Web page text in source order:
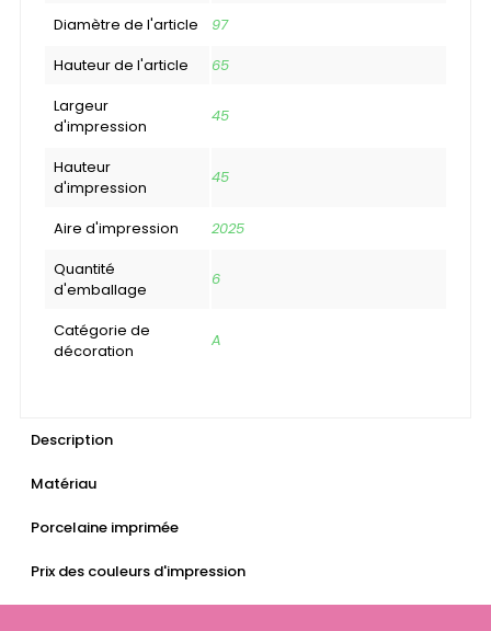
Diamètre de l'article
97
Hauteur de l'article
65
Largeur
d'impression
45
Hauteur
d'impression
45
Aire d'impression
2025
Quantité
d'emballage
6
Catégorie de
décoration
A
Description
Matériau
Porcelaine imprimée
Prix des couleurs d'impression